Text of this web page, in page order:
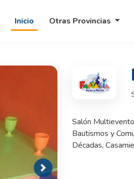
Inicio Otras Provincias
Next
Salón
Bautismos y
Décadas,